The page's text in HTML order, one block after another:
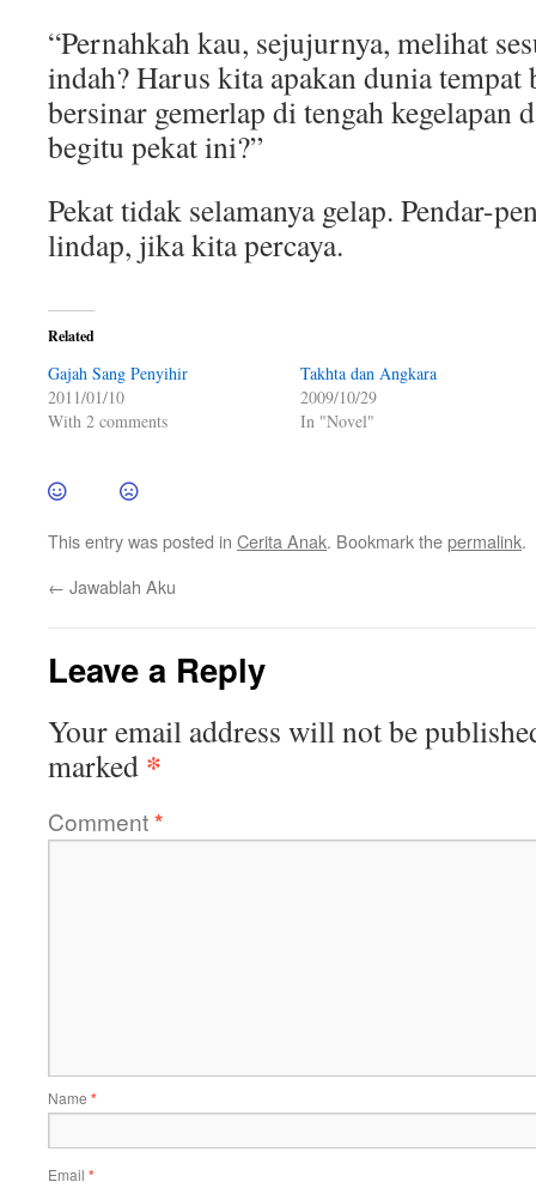
“Pernahkah kau, sejujurnya, melihat
indah? Harus kita apakan dunia
bersinar gemerlap di tengah kegelapan
begitu pekat ini?”
Pekat tidak selamanya gelap. Pendar-
lindap, jika kita percaya.
Related
Gajah Sang Penyihir
2011/01/10
With 2 comments
Takhta dan Angkara
2009/10/29
In "Novel"
This entry was posted in Cerita Anak. Bookmark thepermalink.
← Jawablah Aku
Leave a Reply
Your email address will not be
marked *
Comment*
Name *
Email *